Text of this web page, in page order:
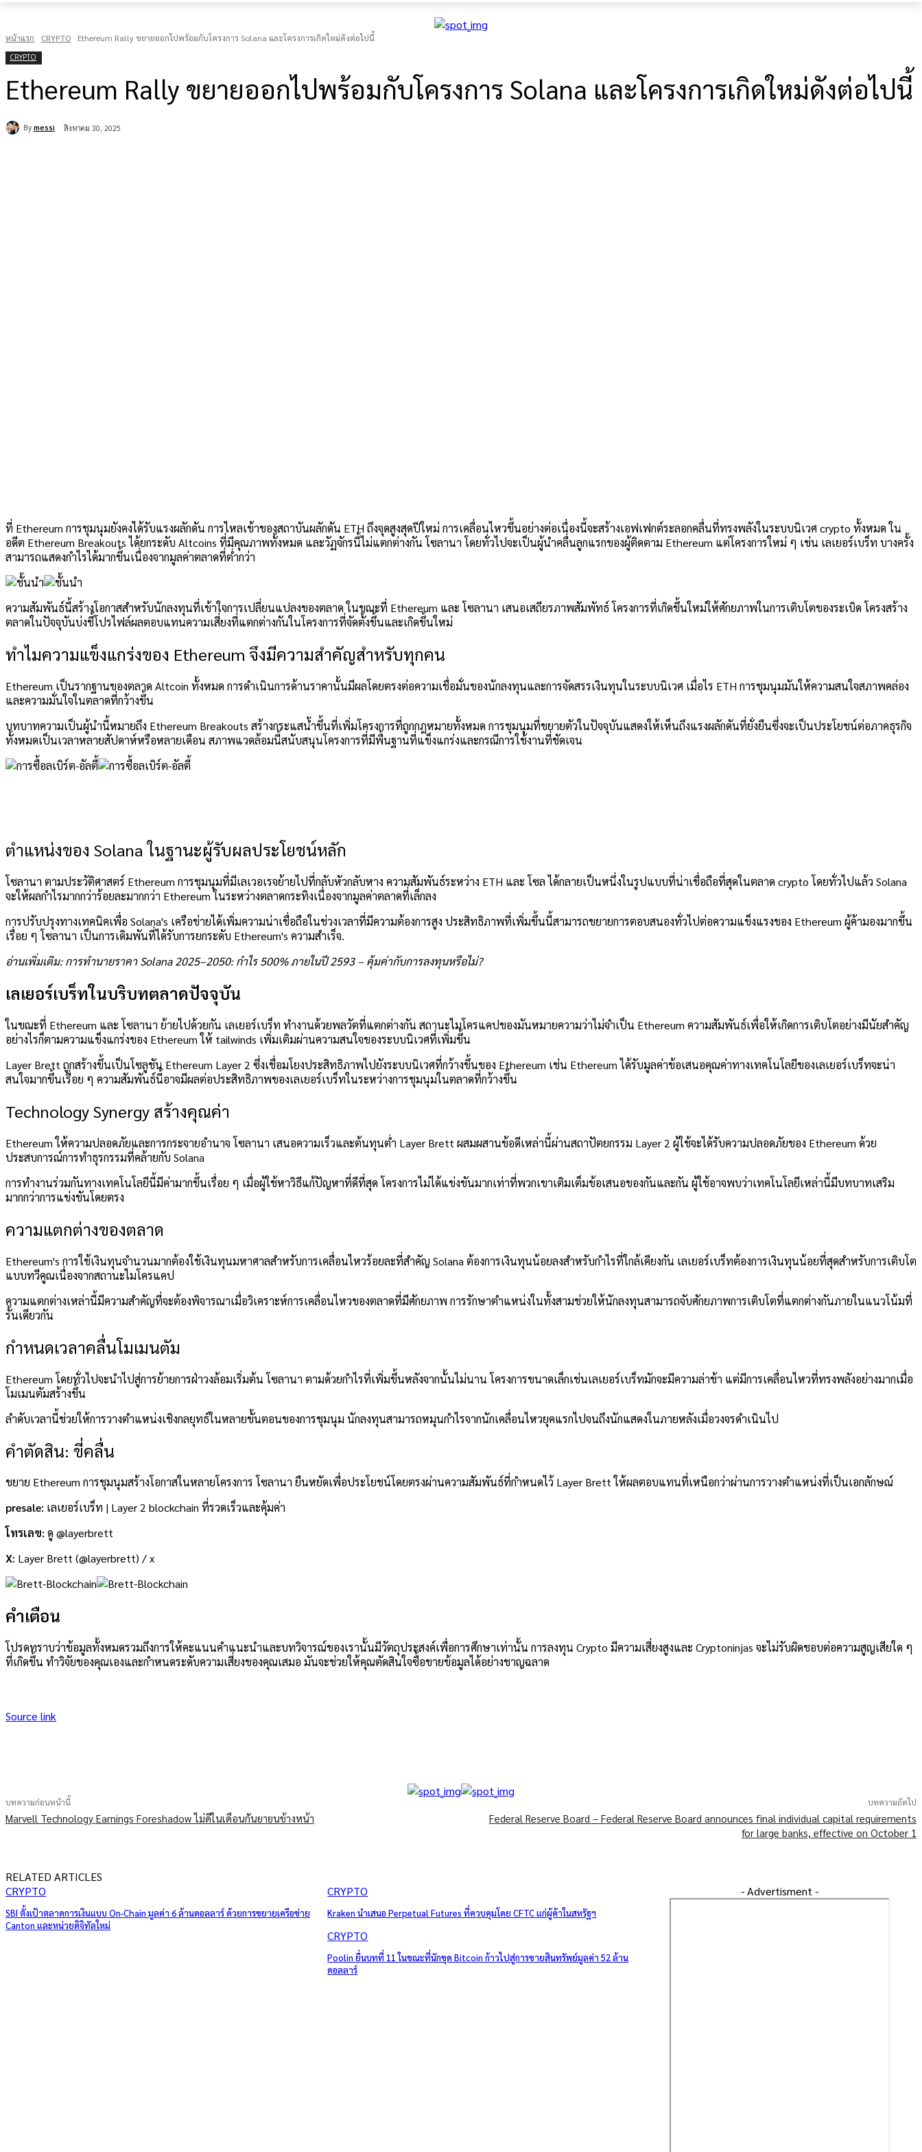
หน้าแรก CRYPTO Ethereum Rally ขยายออกไปพร้อมกับโครงการ Solana และโครงการเกิดใหม่ดังต่อไปนี้
CRYPTO
Ethereum Rally ขยายออกไปพร้อมกับโครงการ Solana และโครงการเกิดใหม่ดังต่อไปนี้
By messi สิงหาคม 30, 2025
ที่ Ethereum การชุมนุมยังคงได้รับแรงผลักดัน การไหลเข้าของสถาบันผลักดัน ETH ถึงจุดสูงสุดปีใหม่ การเคลื่อนไหวขึ้นอย่างต่อเนื่องนี้จะสร้างเอฟเฟกต์ระลอกคลื่นที่ทรงพลังในระบบนิเวศ crypto ทั้งหมด ใน
อดีต Ethereum Breakouts ได้ยกระดับ Altcoins ที่มีคุณภาพทั้งหมด และวัฏจักรนี้ไม่แตกต่างกันโซลานาโดยทั่วไปจะเป็นผู้นำคลื่นลูกแรกของผู้ติดตาม Ethereum แต่โครงการใหม่ ๆ เช่น เลเยอร์เบร็ท บางครั้ง
สามารถแสดงกำไรได้มากขึ้นเนื่องจากมูลค่าตลาดที่ต่ำกว่า
ความสัมพันธ์นี้สร้างโอกาสสำหรับนักลงทุนที่เข้าใจการเปลี่ยนแปลงของตลาด ในขณะที่ Ethereum และโซลานา เสนอเสถียรภาพสัมพัทธ์ โครงการที่เกิดขึ้นใหม่ให้ศักยภาพในการเติบโตของระเบิด โครงสร้าง
ตลาดในปัจจุบันบ่งชี้โปรไฟล์ผลตอบแทนความเสี่ยงที่แตกต่างกันในโครงการที่จัดตั้งขึ้นและเกิดขึ้นใหม่
ทำไมความแข็งแกร่งของ Ethereum จึงมีความสำคัญสำหรับทุกคน
Ethereum เป็นรากฐานของตลาด Altcoin ทั้งหมด การดำเนินการด้านราคานั้นมีผลโดยตรงต่อความเชื่อมั่นของนักลงทุนและการจัดสรรเงินทุนในระบบนิเวศ เมื่อไร ETH การชุมนุมมันให้ความสนใจสภาพคล่อง
และความมั่นใจในตลาดที่กว้างขึ้น
บทบาทความเป็นผู้นำนี้หมายถึง Ethereum Breakouts สร้างกระแสน้ำขึ้นที่เพิ่มโครงการที่ถูกกฎหมายทั้งหมด การชุมนุมที่ขยายตัวในปัจจุบันแสดงให้เห็นถึงแรงผลักดันที่ยั่งยืนซึ่งจะเป็นประโยชน์ต่อภาคธุรกิจ
ทั้งหมดเป็นเวลาหลายสัปดาห์หรือหลายเดือน สภาพแวดล้อมนี้สนับสนุนโครงการที่มีพื้นฐานที่แข็งแกร่งและกรณีการใช้งานที่ชัดเจน
ตำแหน่งของ Solana ในฐานะผู้รับผลประโยชน์หลัก
โซลานา ตามประวัติศาสตร์ Ethereum การชุมนุมที่มีเลเวอเรจย้ายไปที่กลับหัวกลับหาง ความสัมพันธ์ระหว่าง ETH และ โซลได้กลายเป็นหนึ่งในรูปแบบที่น่าเชื่อถือที่สุดในตลาด crypto โดยทั่วไปแล้ว Solana
จะให้ผลกำไรมากกว่าร้อยละมากกว่า Ethereumในระหว่างตลาดกระทิงเนื่องจากมูลค่าตลาดที่เล็กลง
การปรับปรุงทางเทคนิคเพื่อ Solana's เครือข่ายได้เพิ่มความน่าเชื่อถือในช่วงเวลาที่มีความต้องการสูง ประสิทธิภาพที่เพิ่มขึ้นนี้สามารถขยายการตอบสนองทั่วไปต่อความแข็งแรงของ Ethereum ผู้ค้ามองมากขึ้น
เรื่อย ๆ โซลานา เป็นการเดิมพันที่ได้รับการยกระดับ Ethereum's ความสำเร็จ.
อ่านเพิ่มเติม: การทำนายราคา Solana 2025–2050: กำไร 500% ภายในปี 2593 – คุ้มค่ากับการลงทุนหรือไม่?
เลเยอร์เบร็ทในบริบทตลาดปัจจุบัน
ในขณะที่ Ethereum และ โซลานา ย้ายไปด้วยกัน เลเยอร์เบร็ท ทำงานด้วยพลวัตที่แตกต่างกัน สถานะไมโครแคปของมันหมายความว่าไม่จำเป็น Ethereum ความสัมพันธ์เพื่อให้เกิดการเติบโตอย่างมีนัยสำคัญ
อย่างไรก็ตามความแข็งแกร่งของ Ethereum ให้ tailwinds เพิ่มเติมผ่านความสนใจของระบบนิเวศที่เพิ่มขึ้น
Layer Brett ถูกสร้างขึ้นเป็นโซลูชัน Ethereum Layer 2 ซึ่งเชื่อมโยงประสิทธิภาพไปยังระบบนิเวศที่กว้างขึ้นของ Ethereum เช่น Ethereumได้รับมูลค่าข้อเสนอคุณค่าทางเทคโนโลยีของเลเยอร์เบร็ทจะน่า
สนใจมากขึ้นเรื่อย ๆ ความสัมพันธ์นี้อาจมีผลต่อประสิทธิภาพของเลเยอร์เบร็ทในระหว่างการชุมนุมในตลาดที่กว้างขึ้น
Technology Synergy สร้างคุณค่า
Ethereumให้ความปลอดภัยและการกระจายอำนาจ โซลานา เสนอความเร็วและต้นทุนต่ำ Layer Brett ผสมผสานข้อดีเหล่านี้ผ่านสถาปัตยกรรม Layer 2 ผู้ใช้จะได้รับความปลอดภัยของ Ethereum ด้วย
ประสบการณ์การทำธุรกรรมที่คล้ายกับ Solana
การทำงานร่วมกันทางเทคโนโลยีนี้มีค่ามากขึ้นเรื่อย ๆ เมื่อผู้ใช้หาวิธีแก้ปัญหาที่ดีที่สุด โครงการไม่ได้แข่งขันมากเท่าที่พวกเขาเติมเต็มข้อเสนอของกันและกัน ผู้ใช้อาจพบว่าเทคโนโลยีเหล่านี้มีบทบาทเสริม
มากกว่าการแข่งขันโดยตรง
ความแตกต่างของตลาด
Ethereum's การใช้เงินทุนจำนวนมากต้องใช้เงินทุนมหาศาลสำหรับการเคลื่อนไหวร้อยละที่สำคัญ Solana ต้องการเงินทุนน้อยลงสำหรับกำไรที่ใกล้เคียงกัน เลเยอร์เบร็ทต้องการเงินทุนน้อยที่สุดสำหรับการเติบโต
แบบทวีคูณเนื่องจากสถานะไมโครแคป
ความแตกต่างเหล่านี้มีความสำคัญที่จะต้องพิจารณาเมื่อวิเคราะห์การเคลื่อนไหวของตลาดที่มีศักยภาพ การรักษาตำแหน่งในทั้งสามช่วยให้นักลงทุนสามารถจับศักยภาพการเติบโตที่แตกต่างกันภายในแนวโน้มที่
รั้นเดียวกัน
กำหนดเวลาคลื่นโมเมนตัม
Ethereumโดยทั่วไปจะนำไปสู่การย้ายการฝ่าวงล้อมเริ่มต้นโซลานา ตามด้วยกำไรที่เพิ่มขึ้นหลังจากนั้นไม่นาน โครงการขนาดเล็กเช่นเลเยอร์เบร็ทมักจะมีความล่าช้า แต่มีการเคลื่อนไหวที่ทรงพลังอย่างมากเมื่อ
โมเมนตัมสร้างขึ้น
ลำดับเวลานี้ช่วยให้การวางตำแหน่งเชิงกลยุทธ์ในหลายขั้นตอนของการชุมนุม นักลงทุนสามารถหมุนกำไรจากนักเคลื่อนไหวยุคแรกไปจนถึงนักแสดงในภายหลังเมื่อวงจรดำเนินไป
คำตัดสิน: ขี่คลื่น
ขยาย Ethereum การชุมนุมสร้างโอกาสในหลายโครงการ โซลานา ยืนหยัดเพื่อประโยชน์โดยตรงผ่านความสัมพันธ์ที่กำหนดไว้ Layer Brett ให้ผลตอบแทนที่เหนือกว่าผ่านการวางตำแหน่งที่เป็นเอกลักษณ์
presale: เลเยอร์เบร็ท | Layer 2 blockchain ที่รวดเร็วและคุ้มค่า
โทรเลข: ดู @layerbrett
X: Layer Brett (@layerbrett) / x
คำเตือน
โปรดทราบว่าข้อมูลทั้งหมดรวมถึงการให้คะแนนคำแนะนำและบทวิจารณ์ของเรานั้นมีวัตถุประสงค์เพื่อการศึกษาเท่านั้น การลงทุน Crypto มีความเสี่ยงสูงและ Cryptoninjas จะไม่รับผิดชอบต่อความสูญเสียใด ๆ
ที่เกิดขึ้น ทำวิจัยของคุณเองและกำหนดระดับความเสี่ยงของคุณเสมอ มันจะช่วยให้คุณตัดสินใจซื้อขายข้อมูลได้อย่างชาญฉลาด
Source link
บทความก่อนหน้านี้
Marvell Technology Earnings Foreshadow ไม่ดีในเดือนกันยายนข้างหน้า
บทความถัดไป
Federal Reserve Board – Federal Reserve Board announces final individual capital requirements
for large banks, effective on October 1
RELATED ARTICLES
CRYPTO
SBI ตั้งเป้าตลาดการเงินแบบ On-Chain มูลค่า 6 ล้านดอลลาร์ ด้วยการขยายเครือข่าย
Canton และหน่วยดิจิทัลใหม่
CRYPTO
Kraken นำเสนอ Perpetual Futures ที่ควบคุมโดย CFTC แก่ผู้ค้าในสหรัฐฯ
CRYPTO
Poolin ยื่นบทที่ 11 ในขณะที่นักขุด Bitcoin ก้าวไปสู่การขายสินทรัพย์มูลค่า 52 ล้าน
ดอลลาร์
- Advertisment -